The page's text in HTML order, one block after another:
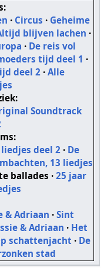
· Circus · Geheime
blijven lachen ·
· De reis vol
tijd deel 1 ·
deel 2·Alle
Soundtrack
deel 2 · De
13 liedjes
ballades · 25 jaar
& Adriaan · Sint
& Adriaan · Het
schattenjacht · De
stad